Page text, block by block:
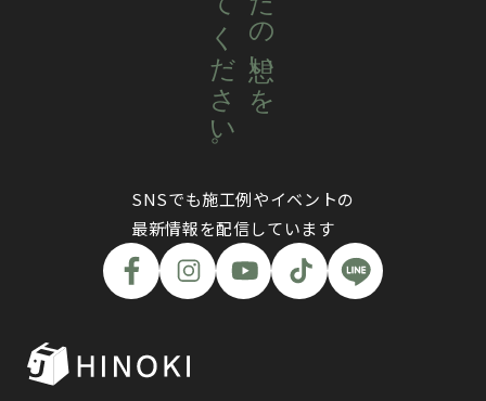
SNSでも施工例やイベントの
最新情報を配信しています